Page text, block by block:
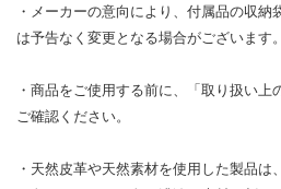
・メーカーの意向により、付属品の収
は予告なく変更となる場合がございます。
・商品をご使用する前に、「取り扱い
ご確認ください。
・天然皮革や天然素材を使用した製品